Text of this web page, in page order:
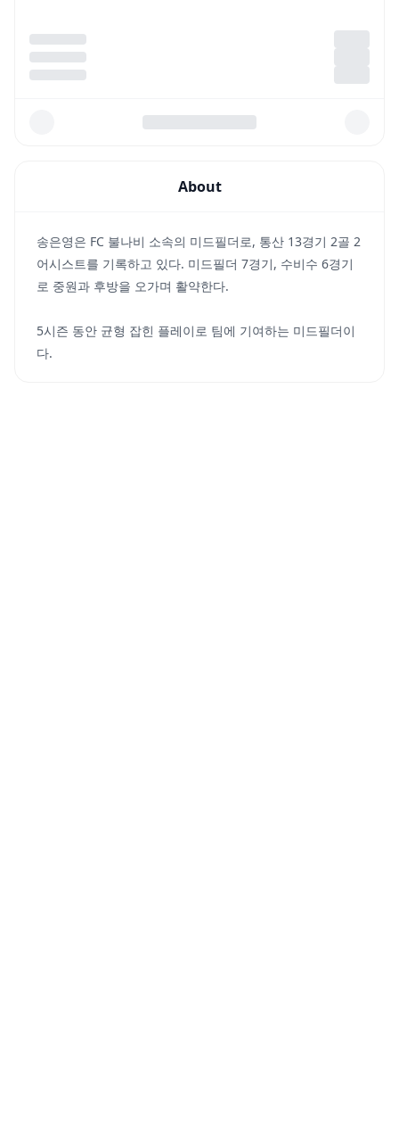
About
송은영은 FC 불나비 소속의 미드필더로, 통산 13경기 2골 2
어시스트를 기록하고 있다. 미드필더 7경기, 수비수 6경기
로 중원과 후방을 오가며 활약한다.
5시즌 동안 균형 잡힌 플레이로 팀에 기여하는 미드필더이
다.